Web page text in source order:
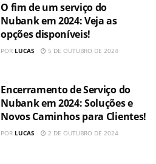
O fim de um serviço do
Nubank em 2024: Veja as
opções disponíveis!
POR LUCAS 5 DE OUTUBRO DE 2024
Encerramento de Serviço do
Nubank em 2024: Soluções e
Novos Caminhos para Clientes!
POR LUCAS 2 DE OUTUBRO DE 2024